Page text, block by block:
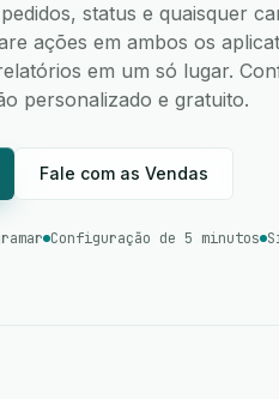
status e quaisquer
ações em ambos os
em um só lugar.
personalizado e gratuito.
Fale com as Vendas
Configuração de 5 minutos